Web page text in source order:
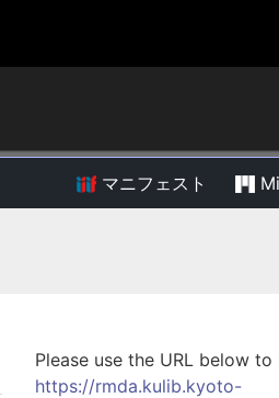
マニフェスト
Please use the URL below
https://rmda.kulib.kyoto-